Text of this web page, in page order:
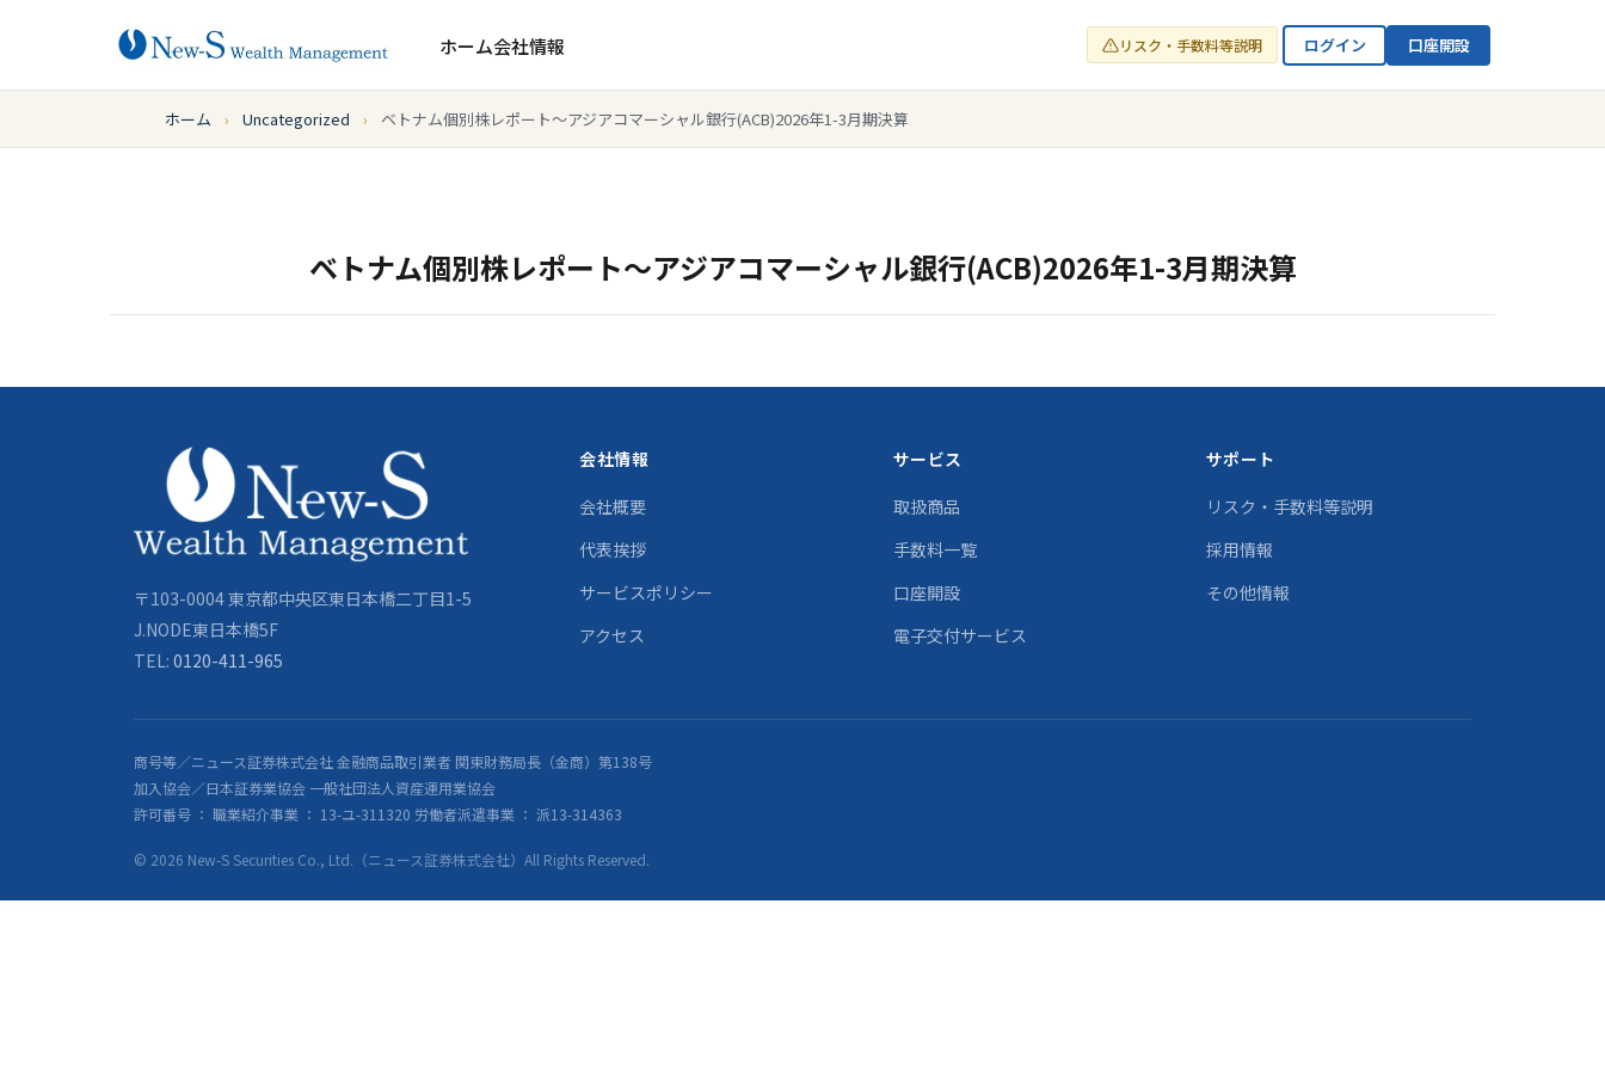
ホーム会社情報 リスク・手数料等説明 ログイン 口座開設
ホーム › Uncategorized › ベトナム個別株レポート～アジアコマーシャル銀行(ACB)2026年1-3月期決算
ベトナム個別株レポート～アジアコマーシャル銀行(ACB)2026年1-3月期決算
〒103-0004 東京都中央区東日本橋二丁目1-5
J.NODE東日本橋5F
TEL: 0120-411-965
会社情報
会社概要
代表挨拶
サービスポリシー
アクセス
サービス
取扱商品
手数料一覧
口座開設
電子交付サービス
サポート
リスク・手数料等説明
採用情報
その他情報
商号等／ニュース証券株式会社 金融商品取引業者 関東財務局長（金商）第138号
加入協会／日本証券業協会 一般社団法人資産運用業協会
許可番号 ： 職業紹介事業 ： 13-ユ-311320 労働者派遣事業 ： 派13-314363
© 2026 New-S Securities Co., Ltd.（ニュース証券株式会社）All Rights Reserved.